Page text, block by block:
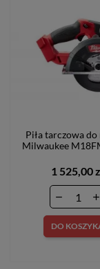
Piła tarczowa
Milwaukee
1 525,00
DO